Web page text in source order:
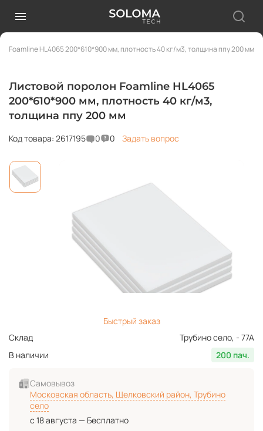
Foamline HL4065 200*610*900 мм, плотность 40 кг/м3, толщина ппу 200 мм
Листовой поролон Foamline HL4065
200*610*900 мм, плотность 40 кг/м3,
толщина ппу 200 мм
Код товара: 2617195 0 0 Задать вопрос
Быстрый заказ
Склад
Трубино село, - 77А
В наличии
200 пач.
Самовывоз
Московская область, Щелковский район, Трубино
село
с 18 августа — Бесплатно